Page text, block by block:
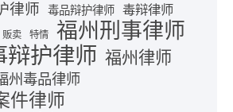
律师 毒品辩护律师 毒辩律师
贩卖 特情 福州刑事律师
辩护律师 福州律师
州毒品律师
件律师